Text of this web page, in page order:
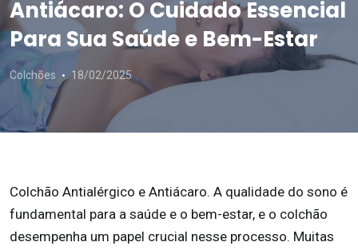
Antiácaro: O Cuidado Essencial
Para Sua Saúde e Bem-Estar
Colchões 18/02/2025
Colchão Antialérgico e Antiácaro. A qualidade do sono é
fundamental para a saúde e o bem-estar, e o colchão
desempenha um papel crucial nesse processo. Muitas